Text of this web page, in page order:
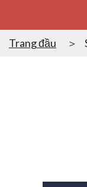
Trang đầu